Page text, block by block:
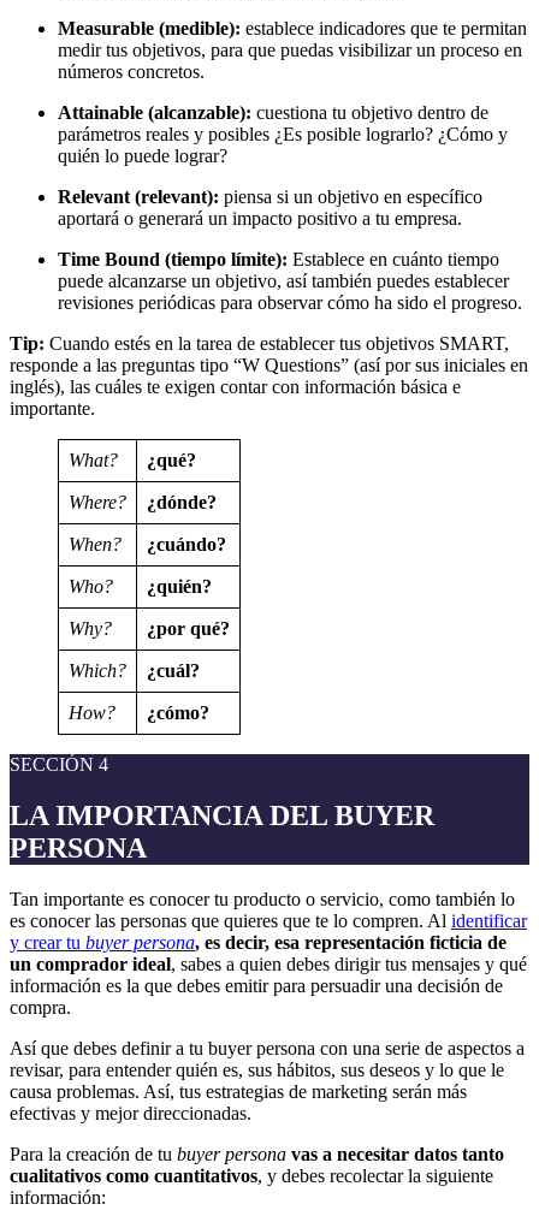
Measurable (medible): establece indicadores que te permitan
medir tus objetivos, para que puedas visibilizar un proceso en
números concretos.
Attainable (alcanzable): cuestiona tu objetivo dentro de
parámetros reales y posibles ¿Es posible lograrlo? ¿Cómo y
quién lo puede lograr?
Relevant (relevant): piensa si un objetivo en específico
aportará o generará un impacto positivo a tu empresa.
Time Bound (tiempo límite): Establece en cuánto tiempo
puede alcanzarse un objetivo, así también puedes establecer
revisiones periódicas para observar cómo ha sido el progreso.
Tip: Cuando estés en la tarea de establecer tus objetivos SMART,
responde a las preguntas tipo “W Questions” (así por sus iniciales en
inglés), las cuáles te exigen contar con información básica e
importante.
What? ¿qué?
Where? ¿dónde?
When? ¿cuándo?
Who? ¿quién?
Why? ¿por qué?
Which? ¿cuál?
How? ¿cómo?
SECCIÓN 4
LA IMPORTANCIA DEL BUYER
PERSONA
Tan importante es conocer tu producto o servicio, como también lo
es conocer las personas que quieres que te lo compren. Al identificar
y crear tu buyer persona, es decir, esa representación ficticia de
un comprador ideal, sabes a quien debes dirigir tus mensajes y qué
información es la que debes emitir para persuadir una decisión de
compra.
Así que debes definir a tu buyer persona con una serie de aspectos a
revisar, para entender quién es, sus hábitos, sus deseos y lo que le
causa problemas. Así, tus estrategias de marketing serán más
efectivas y mejor direccionadas.
Para la creación de tu buyer persona vas a necesitar datos tanto
cualitativos como cuantitativos, y debes recolectar la siguiente
información: